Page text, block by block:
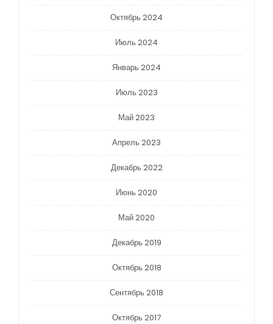
Октябрь 2024
Июль 2024
Январь 2024
Июль 2023
Май 2023
Апрель 2023
Декабрь 2022
Июнь 2020
Май 2020
Декабрь 2019
Октябрь 2018
Сентябрь 2018
Октябрь 2017